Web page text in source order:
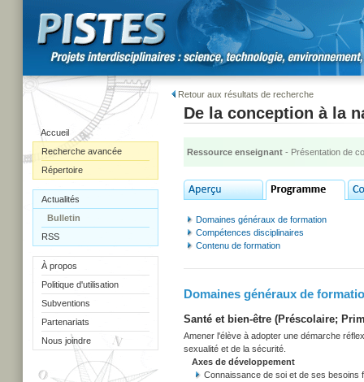
Accueil
Recherche avancée
Répertoire
Actualités
Bulletin
RSS
À propos
Politique d'utilisation
Subventions
Partenariats
Nous joindre
Retour aux résultats de recherche
De la conception à la
Ressource enseignant - Présentation de
Domaines généraux de formation
Compétences disciplinaires
Contenu de formation
Domaines généraux de
Santé et bien-être (Préscolaire;
Amener l'élève à adopter une démarche
sexualité et de la sécurité.
Axes de développement
Connaissance de soi et de ses besoins